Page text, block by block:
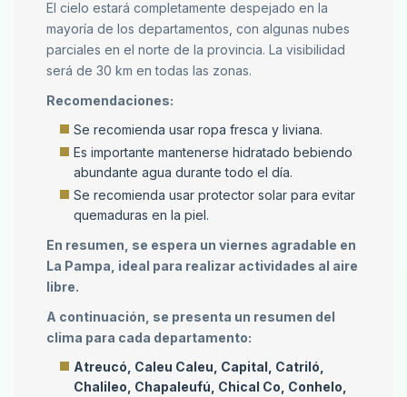
El cielo estará completamente despejado en la
mayoría de los departamentos, con algunas nubes
parciales en el norte de la provincia. La visibilidad
será de 30 km en todas las zonas.
Recomendaciones:
Se recomienda usar ropa fresca y liviana.
Es importante mantenerse hidratado bebiendo
abundante agua durante todo el día.
Se recomienda usar protector solar para evitar
quemaduras en la piel.
En resumen, se espera un viernes agradable en
La Pampa, ideal para realizar actividades al aire
libre.
A continuación, se presenta un resumen del
clima para cada departamento:
Atreucó, Caleu Caleu, Capital, Catriló,
Chalileo, Chapaleufú, Chical Co, Conhelo,